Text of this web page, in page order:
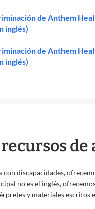
de Anthem
inglés)
de Anthem
inglés)
de
con discapacidades,
no es el inglés,
y materiales escritos